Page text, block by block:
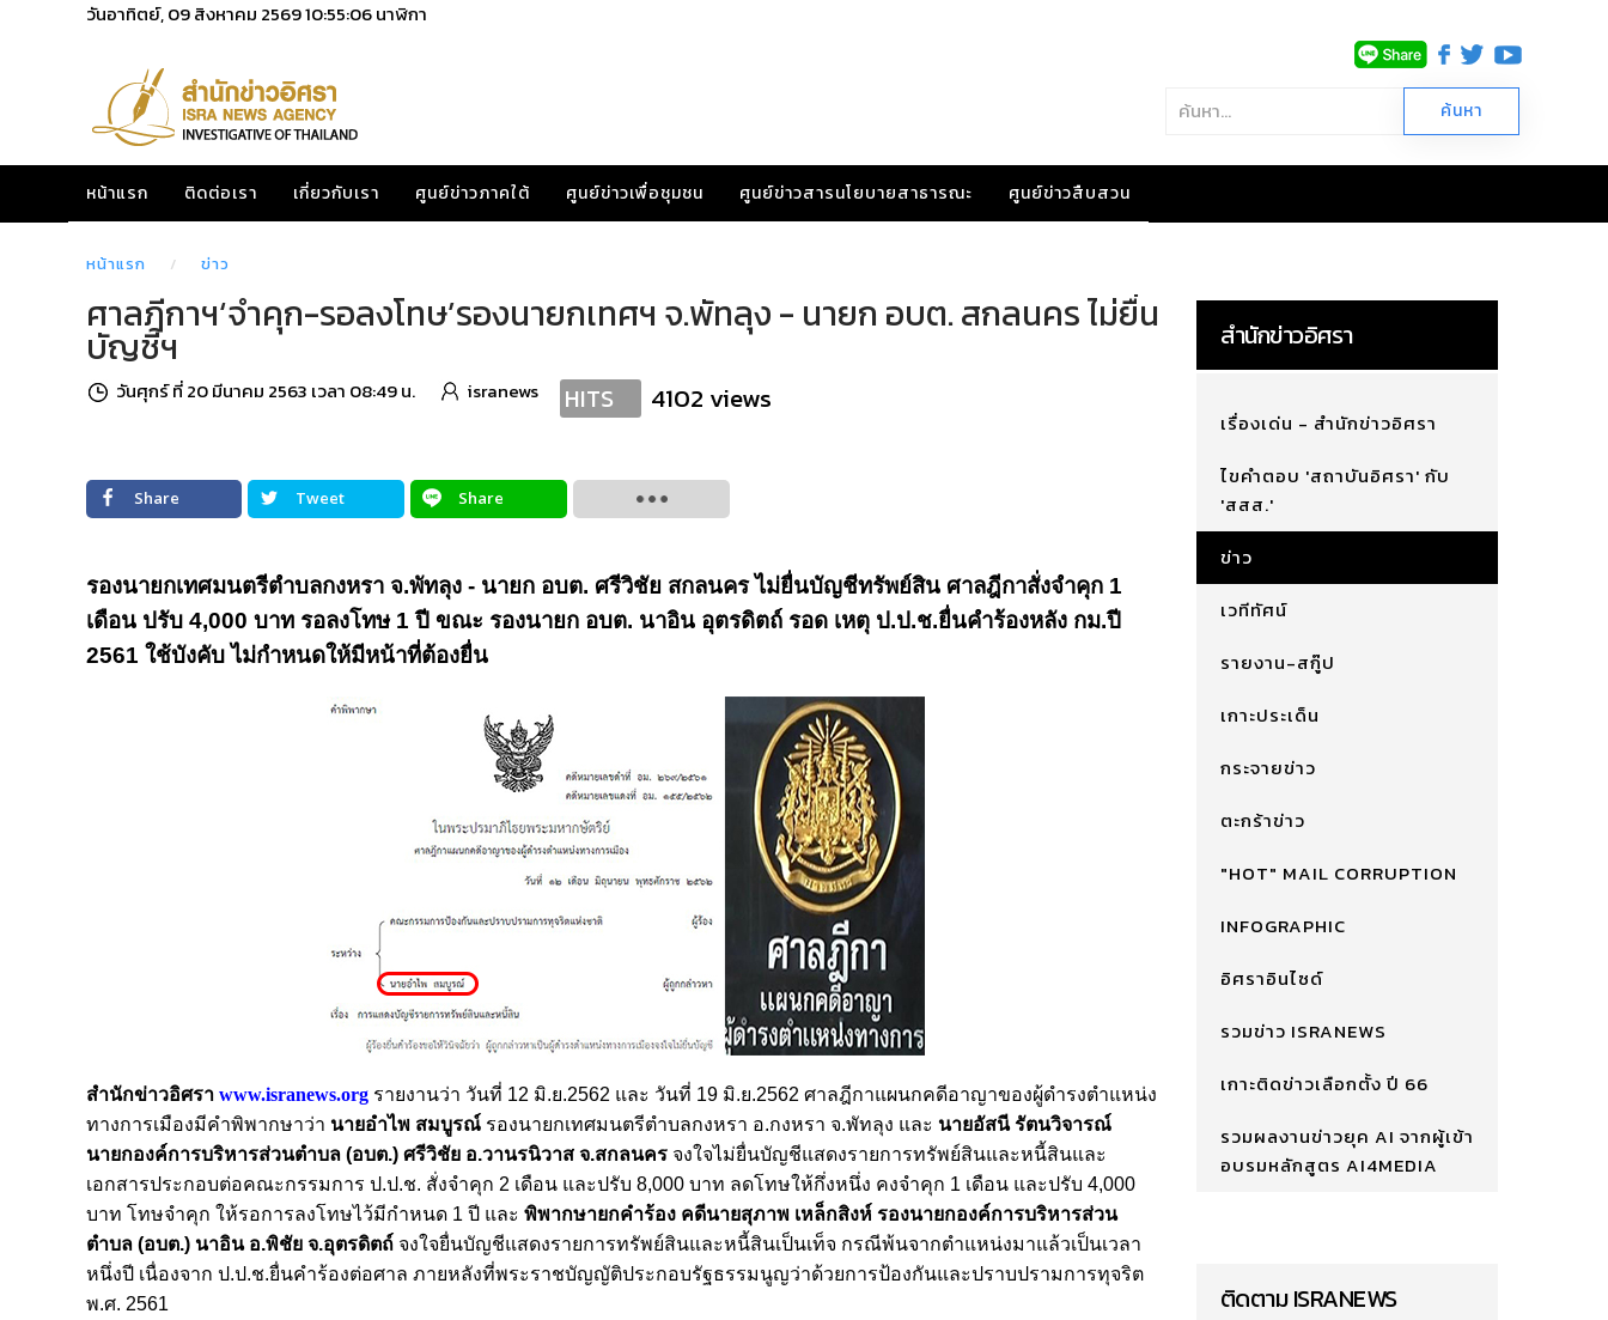
วันอาทิตย์, 09 สิงหาคม 256910:55:07นาฬิกา
หน้าแรก ติดต่อเรา เกี่ยวกับเรา ศูนย์ข่าวภาคใต้ ศูนย์ข่าวเพื่อชุมชน ศูนย์ข่าวสารนโยบายสาธารณะ ศูนย์ข่าวสืบสวน
หน้าแรก ข่าว
ศาลฎีกาฯ‘จำคุก-รอลงโทษ’รองนายกเทศฯ จ.พัทลุง - นายก อบต. สกลนคร ไม่ยื่น
บัญชีฯ
วันศุกร์ ที่ 20 มีนาคม 2563 เวลา 08:49 น. isranews HITS 4102 views
Share Tweet Share
รองนายกเทศมนตรีตำบลกงหรา จ.พัทลุง - นายก อบต. ศรีวิชัย สกลนคร ไม่ยื่นบัญชีทรัพย์สิน ศาลฎีกาสั่งจำคุก 1
เดือน ปรับ 4,000 บาท รอลงโทษ 1 ปี ขณะ รองนายก อบต. นาอิน อุตรดิตถ์ รอด เหตุ ป.ป.ช.ยื่นคำร้องหลัง กม.ปี
2561 ใช้บังคับ ไม่กำหนดให้มีหน้าที่ต้องยื่น
สำนักข่าวอิศรา www.isranews.org รายงานว่า วันที่ 12 มิ.ย.2562 และ วันที่ 19 มิ.ย.2562 ศาลฎีกาแผนกคดีอาญาของผู้ดำรงตำแหน่ง
ทางการเมืองมีคำพิพากษาว่า นายอำไพ สมบูรณ์ รองนายกเทศมนตรีตำบลกงหรา อ.กงหรา จ.พัทลุง และ นายอัสนี รัตนวิจารณ์
นายกองค์การบริหารส่วนตำบล (อบต.) ศรีวิชัย อ.วานรนิวาส จ.สกลนคร จงใจไม่ยื่นบัญชีแสดงรายการทรัพย์สินและหนี้สินและ
เอกสารประกอบต่อคณะกรรมการ ป.ป.ช. สั่งจำคุก 2 เดือน และปรับ 8,000 บาท ลดโทษให้กึ่งหนึ่ง คงจำคุก 1 เดือน และปรับ 4,000
บาท โทษจำคุก ให้รอการลงโทษไว้มีกำหนด 1 ปี และ พิพากษายกคำร้อง คดีนายสุภาพ เหล็กสิงห์ รองนายกองค์การบริหารส่วน
ตำบล (อบต.) นาอิน อ.พิชัย จ.อุตรดิตถ์ จงใจยื่นบัญชีแสดงรายการทรัพย์สินและหนี้สินเป็นเท็จ กรณีพ้นจากตำแหน่งมาแล้วเป็นเวลา
หนึ่งปี เนื่องจาก ป.ป.ช.ยื่นคำร้องต่อศาล ภายหลังที่พระราชบัญญัติประกอบรัฐธรรมนูญว่าด้วยการป้องกันและปราบปรามการทุจริต
พ.ศ. 2561
สำนักข่าวอิศรา
เรื่องเด่น - สำนักข่าวอิศรา
ไขคำตอบ 'สถาบันอิศรา' กับ
'สสส.'
ข่าว
เวทีทัศน์
รายงาน-สกู๊ป
เกาะประเด็น
กระจายข่าว
ตะกร้าข่าว
"HOT" MAIL CORRUPTION
INFOGRAPHIC
อิศราอินไซด์
รวมข่าว ISRANEWS
เกาะติดข่าวเลือกตั้ง ปี 66
รวมผลงานข่าวยุค AI จากผู้เข้า
อบรมหลักสูตร AI4MEDIA
ติดตาม ISRANEWS